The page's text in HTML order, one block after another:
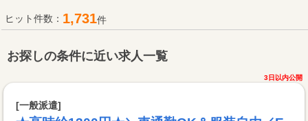
ヒット件数： 1,731件
お探しの条件に近い求人一覧
3日以内公開
[一般派遣]